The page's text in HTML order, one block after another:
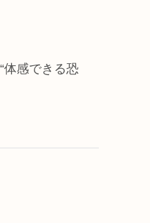
体感できる恐